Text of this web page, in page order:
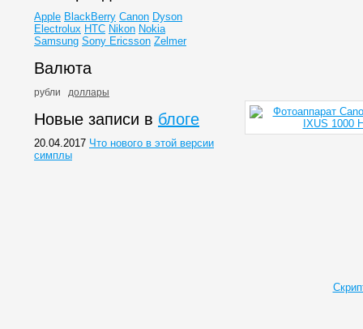
Apple BlackBerry Canon Dyson
Electrolux HTC Nikon Nokia
Samsung Sony Ericsson Zelmer
Валюта
рубли доллары
Новые записи в блоге
20.04.2017 Что нового в этой версии
симплы